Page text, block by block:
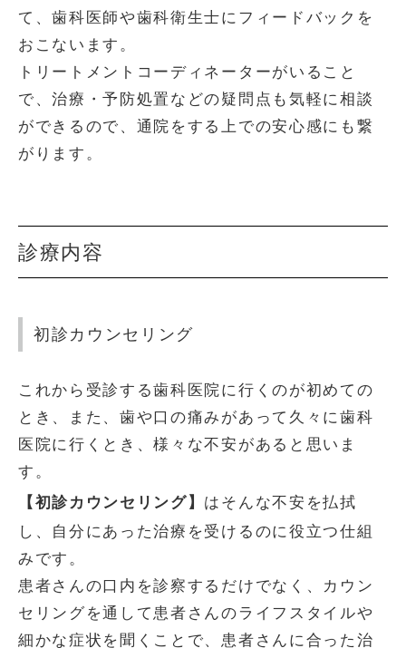
て、歯科医師や歯科衛生士にフィードバックを
おこないます。
トリートメントコーディネーターがいること
で、治療・予防処置などの疑問点も気軽に相談
ができるので、通院をする上での安心感にも繋
がります。
診療内容
初診カウンセリング
これから受診する歯科医院に行くのが初めての
とき、また、歯や口の痛みがあって久々に歯科
医院に行くとき、様々な不安があると思いま
す。
【初診カウンセリング】 はそんな不安を払拭
し、自分にあった治療を受けるのに役立つ仕組
みです。
患者さんの口内を診察するだけでなく、カウン
セリングを通して患者さんのライフスタイルや
細かな症状を聞くことで、患者さんに合った治